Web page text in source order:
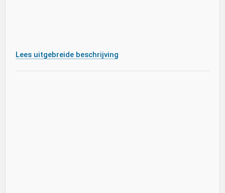
Lees uitgebreide beschrijving